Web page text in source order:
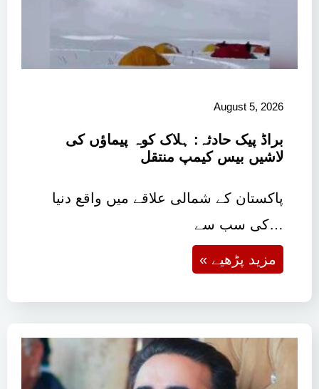
August 5, 2026
براڈ پیک حادثہ: ہلاک کوہ پیماؤں کی
لاشیں بیس کیمپ منتقل
پاکستان کے شمالی علاقے میں واقع دنیا
کی سب سے…
« مزید پڑھیے